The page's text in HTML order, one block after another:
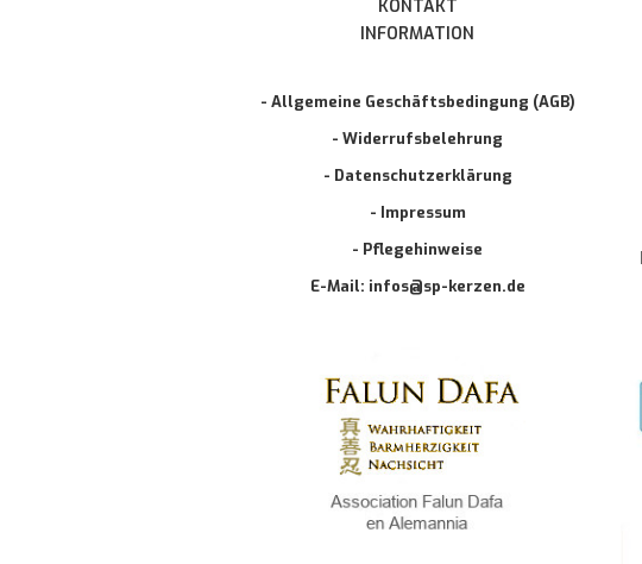
KONTAKT
INFORMATION
- Allgemeine Geschäftsbedingung (AGB)
- Widerrufsbelehrung
- Datenschutzerklärung
- Impressum
- Pflegehinweise
E-Mail: infos@sp-kerzen.de